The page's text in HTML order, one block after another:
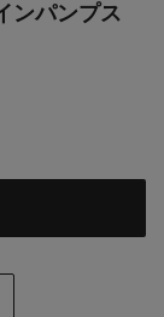
ンパンプス